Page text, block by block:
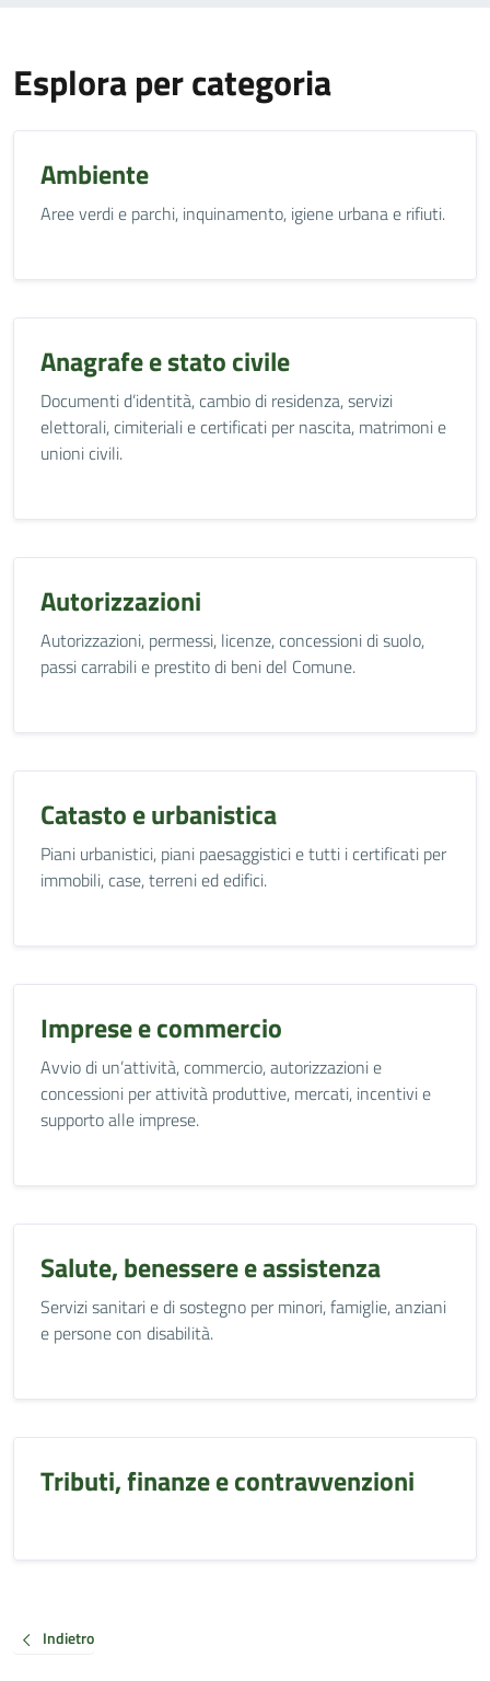
Esplora per categoria
Ambiente
Aree verdi e parchi, inquinamento, igiene urbana e rifiuti.
Anagrafe e stato civile
Documenti d’identità, cambio di residenza, servizi
elettorali, cimiteriali e certificati per nascita, matrimoni e
unioni civili.
Autorizzazioni
Autorizzazioni, permessi, licenze, concessioni di suolo,
passi carrabili e prestito di beni del Comune.
Catasto e urbanistica
Piani urbanistici, piani paesaggistici e tutti i certificati per
immobili, case, terreni ed edifici.
Imprese e commercio
Avvio di un’attività, commercio, autorizzazioni e
concessioni per attività produttive, mercati, incentivi e
supporto alle imprese.
Salute, benessere e assistenza
Servizi sanitari e di sostegno per minori, famiglie, anziani
e persone con disabilità.
Tributi, finanze e contravvenzioni
Indietro